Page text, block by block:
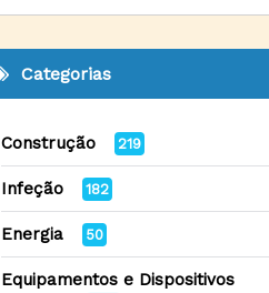
Categorias
Construção 219
Infeção 182
Energia 50
Equipamentos e Dispositivos